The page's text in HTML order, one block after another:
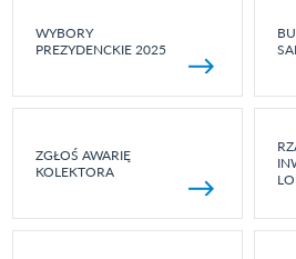
WYBORY
PREZYDENCKIE 2025
ZGŁOŚ AWARIĘ
KOLEKTORA